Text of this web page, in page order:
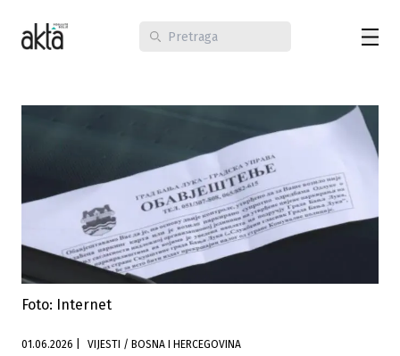
Foto: Internet
01.06.2026 VIJESTI / BOSNA I HERCEGOVINA